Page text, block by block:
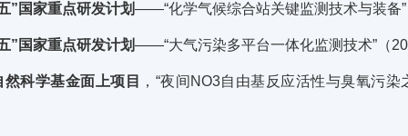
”国家重点研发计划——“化学气候综合站关键监测技术与装备
”国家重点研发计划——“大气污染多平台一体化监测技术”（
然科学基金面上项目 ，“夜间NO3自由基反应活性与臭氧污